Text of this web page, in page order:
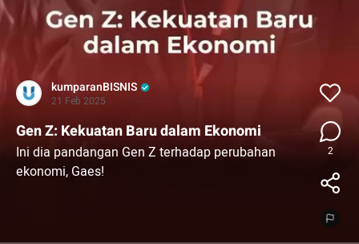
kumparanBISNIS
21 Feb 2025
Gen Z: Kekuatan Baru dalam Ekonomi
Ini dia pandangan Gen Z terhadap perubahan
ekonomi, Gaes!
2